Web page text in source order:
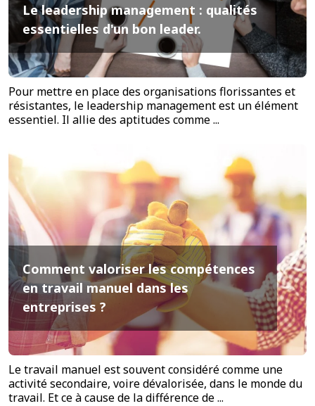
Le leadership management : qualités
essentielles d'un bon leader.
Pour mettre en place des organisations florissantes et
résistantes, le leadership management est un élément
essentiel. Il allie des aptitudes comme ...
Comment valoriser les compétences
en travail manuel dans les
entreprises ?
Le travail manuel est souvent considéré comme une
activité secondaire, voire dévalorisée, dans le monde du
travail. Et ce à cause de la différence de ...